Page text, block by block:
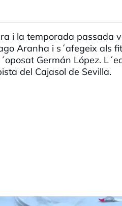
i la temporada passada
Aranha i s´afegeix als
Germán López.
del Cajasol de Sevilla.